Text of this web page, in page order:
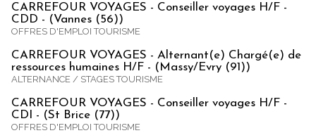
CARREFOUR VOYAGES - Conseiller voyages H/F -
CDD - (Vannes (56))
OFFRES D'EMPLOI TOURISME
CARREFOUR VOYAGES - Alternant(e) Chargé(e) de
ressources humaines H/F - (Massy/Evry (91))
ALTERNANCE / STAGES TOURISME
CARREFOUR VOYAGES - Conseiller voyages H/F -
CDI - (St Brice (77))
OFFRES D'EMPLOI TOURISME